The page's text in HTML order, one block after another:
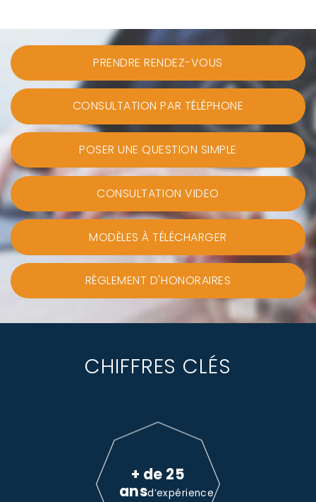
PRENDRE RENDEZ-VOUS
CONSULTATION PAR TÉLÉPHONE
POSER UNE QUESTION SIMPLE
CONSULTATION VIDEO
MODÈLES À TÉLÉCHARGER
RÈGLEMENT D'HONORAIRES
CHIFFRES CLÉS
+ de 25
ansd’expérience